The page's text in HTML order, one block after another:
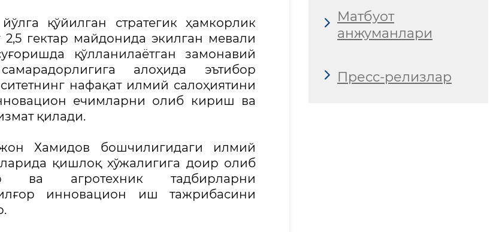
қўйилган стратегик ҳамкорлик
гектар майдонида экилган мевали
қўлланилаётган замонавий
алоҳида эътибор
нафақат илмий салоҳиятини
ечимларни олиб кириш ва
қилади.
Хамидов бошчилигидаги илмий
қишлоқ хўжалигига доир олиб
ва агротехник тадбирларни
инновацион иш тажрибасини
Матбуот
анжуманлари
Пресс-релизлар